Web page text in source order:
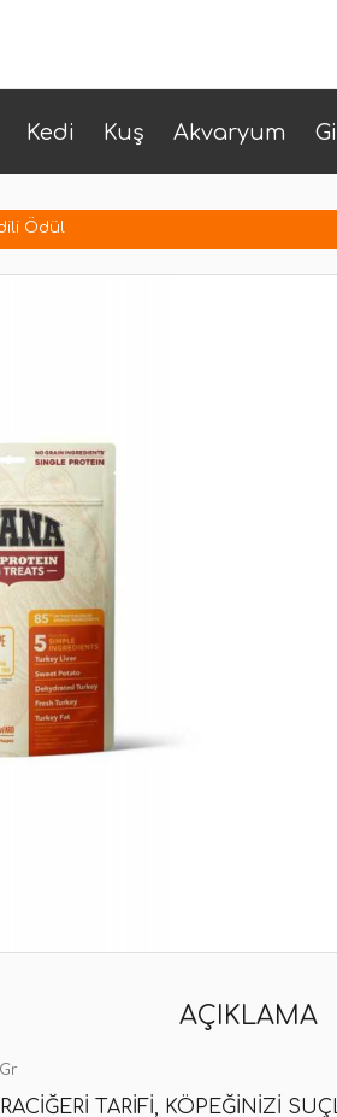
Kedi Kuş Akvaryum
Ödül
AÇIKLAMA
TARIFI, KÖPEĞINIZI